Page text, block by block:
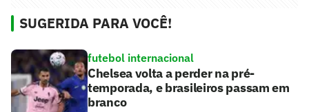
SUGERIDA PARA VOCÊ!
futebol internacional
Chelsea volta a perder na pré-
temporada, e brasileiros passam em
branco